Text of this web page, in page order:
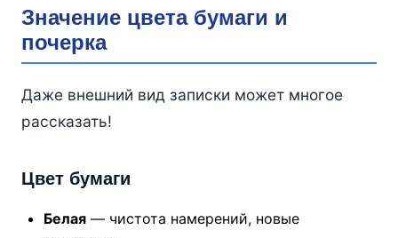
Значение цвета бумаги и
почерка
Даже внешний вид записки может многое
рассказать!
Цвет бумаги
Белая— чистота намерений, новые